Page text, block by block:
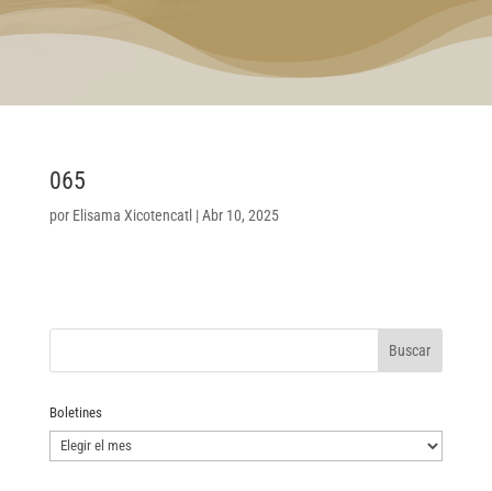
065
por Elisama Xicotencatl |Abr 10, 2025
Boletines
Boletines